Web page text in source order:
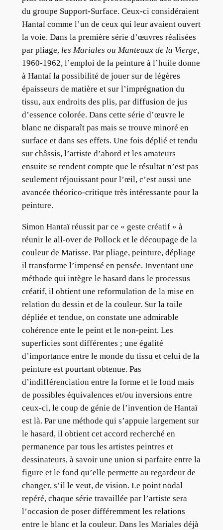
du groupe Support-Surface. Ceux-ci considéraient
Hantaï comme l’un de ceux qui leur avaient ouvert
la voie. Dans la première série d’œuvres réalisées
par pliage, les Mariales ou Manteaux de la Vierge,
1960-1962, l’emploi de la peinture à l’huile donne
à Hantaï la possibilité de jouer sur de légères
épaisseurs de matière et sur l’imprégnation du
tissu, aux endroits des plis, par diffusion de jus
d’essence colorée. Dans cette série d’œuvre le
blanc ne disparaît pas mais se trouve minoré en
surface et dans ses effets. Une fois déplié et tendu
sur châssis, l’artiste d’abord et les amateurs
ensuite se rendent compte que le résultat n’est pas
seulement réjouissant pour l’œil, c’est aussi une
avancée théorico-critique très intéressante pour la
peinture.
Simon Hantaï réussit par ce « geste créatif » à
réunir le all-over de Pollock et le découpage de la
couleur de Matisse. Par pliage, peinture, dépliage
il transforme l’impensé en pensée. Inventant une
méthode qui intègre le hasard dans le processus
créatif, il obtient une reformulation de la mise en
relation du dessin et de la couleur. Sur la toile
dépliée et tendue, on constate une admirable
cohérence ente le peint et le non-peint. Les
superficies sont différentes ; une égalité
d’importance entre le monde du tissu et celui de la
peinture est pourtant obtenue. Pas
d’indifférenciation entre la forme et le fond mais
de possibles équivalences et/ou inversions entre
ceux-ci, le coup de génie de l’invention de Hantaï
est là. Par une méthode qui s’appuie largement sur
le hasard, il obtient cet accord recherché en
permanence par tous les artistes peintres et
dessinateurs, à savoir une union si parfaite entre la
figure et le fond qu’elle permette au regardeur de
changer, s’il le veut, de vision. Le point nodal
repéré, chaque série travaillée par l’artiste sera
l’occasion de poser différemment les relations
entre le blanc et la couleur. Dans les Mariales déjà